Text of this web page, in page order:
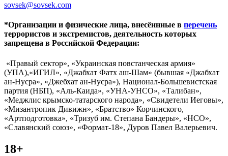
sovsek@sovsek.com
*Организации и физические лица, внесённные в перечень
террористов и экстремистов, деятельность которых
запрещена в Российской Федерации:
«Правый сектор», «Украинская повстанческая армия»
(УПА),«ИГИЛ», «Джабхат Фатх аш-Шам» (бывшая «Джабхат
ан-Нусра», «Джебхат ан-Нусра»), Национал-Большевистская
партия (НБП), «Аль-Каида», «УНА-УНСО», «Талибан»,
«Меджлис крымско-татарского народа», «Свидетели Иеговы»,
«Мизантропик Дивижн», «Братство» Корчинского,
«Артподготовка», «Тризуб им. Степана Бандеры», «НСО»,
«Славянский союз», «Формат-18», Дуров Павел Валерьевич.
18+